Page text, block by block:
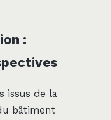
:
issus de la
bâtiment